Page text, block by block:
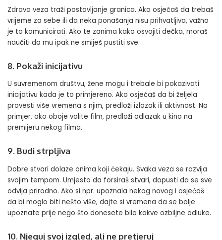
Zdrava veza traži postavljanje granica. Ako osjećaš da trebaš
vrijeme za sebe ili da neka ponašanja nisu prihvatljiva, važno
je to komunicirati. Ako te zanima kako osvojiti dečka, moraš
naučiti da mu ipak ne smiješ pustiti sve.
8. Pokaži inicijativu
U suvremenom društvu, žene mogu i trebale bi pokazivati
inicijativu kada je to primjereno. Ako osjećaš da bi željela
provesti više vremena s njim, predloži izlazak ili aktivnost. Na
primjer, ako oboje volite film, predloži odlazak u kino na
premijeru nekog filma.
9. Budi strpljiva
Dobre stvari dolaze onima koji čekaju. Svaka veza se razvija
svojim tempom. Umjesto da forsiraš stvari, dopusti da se sve
odvija prirodno. Ako si npr. upoznala nekog novog i osjećaš
da bi moglo biti nešto više, dajte si vremena da se bolje
upoznate prije nego što donesete bilo kakve ozbiljne odluke.
10. Njeguj svoj izgled, ali ne pretjeruj